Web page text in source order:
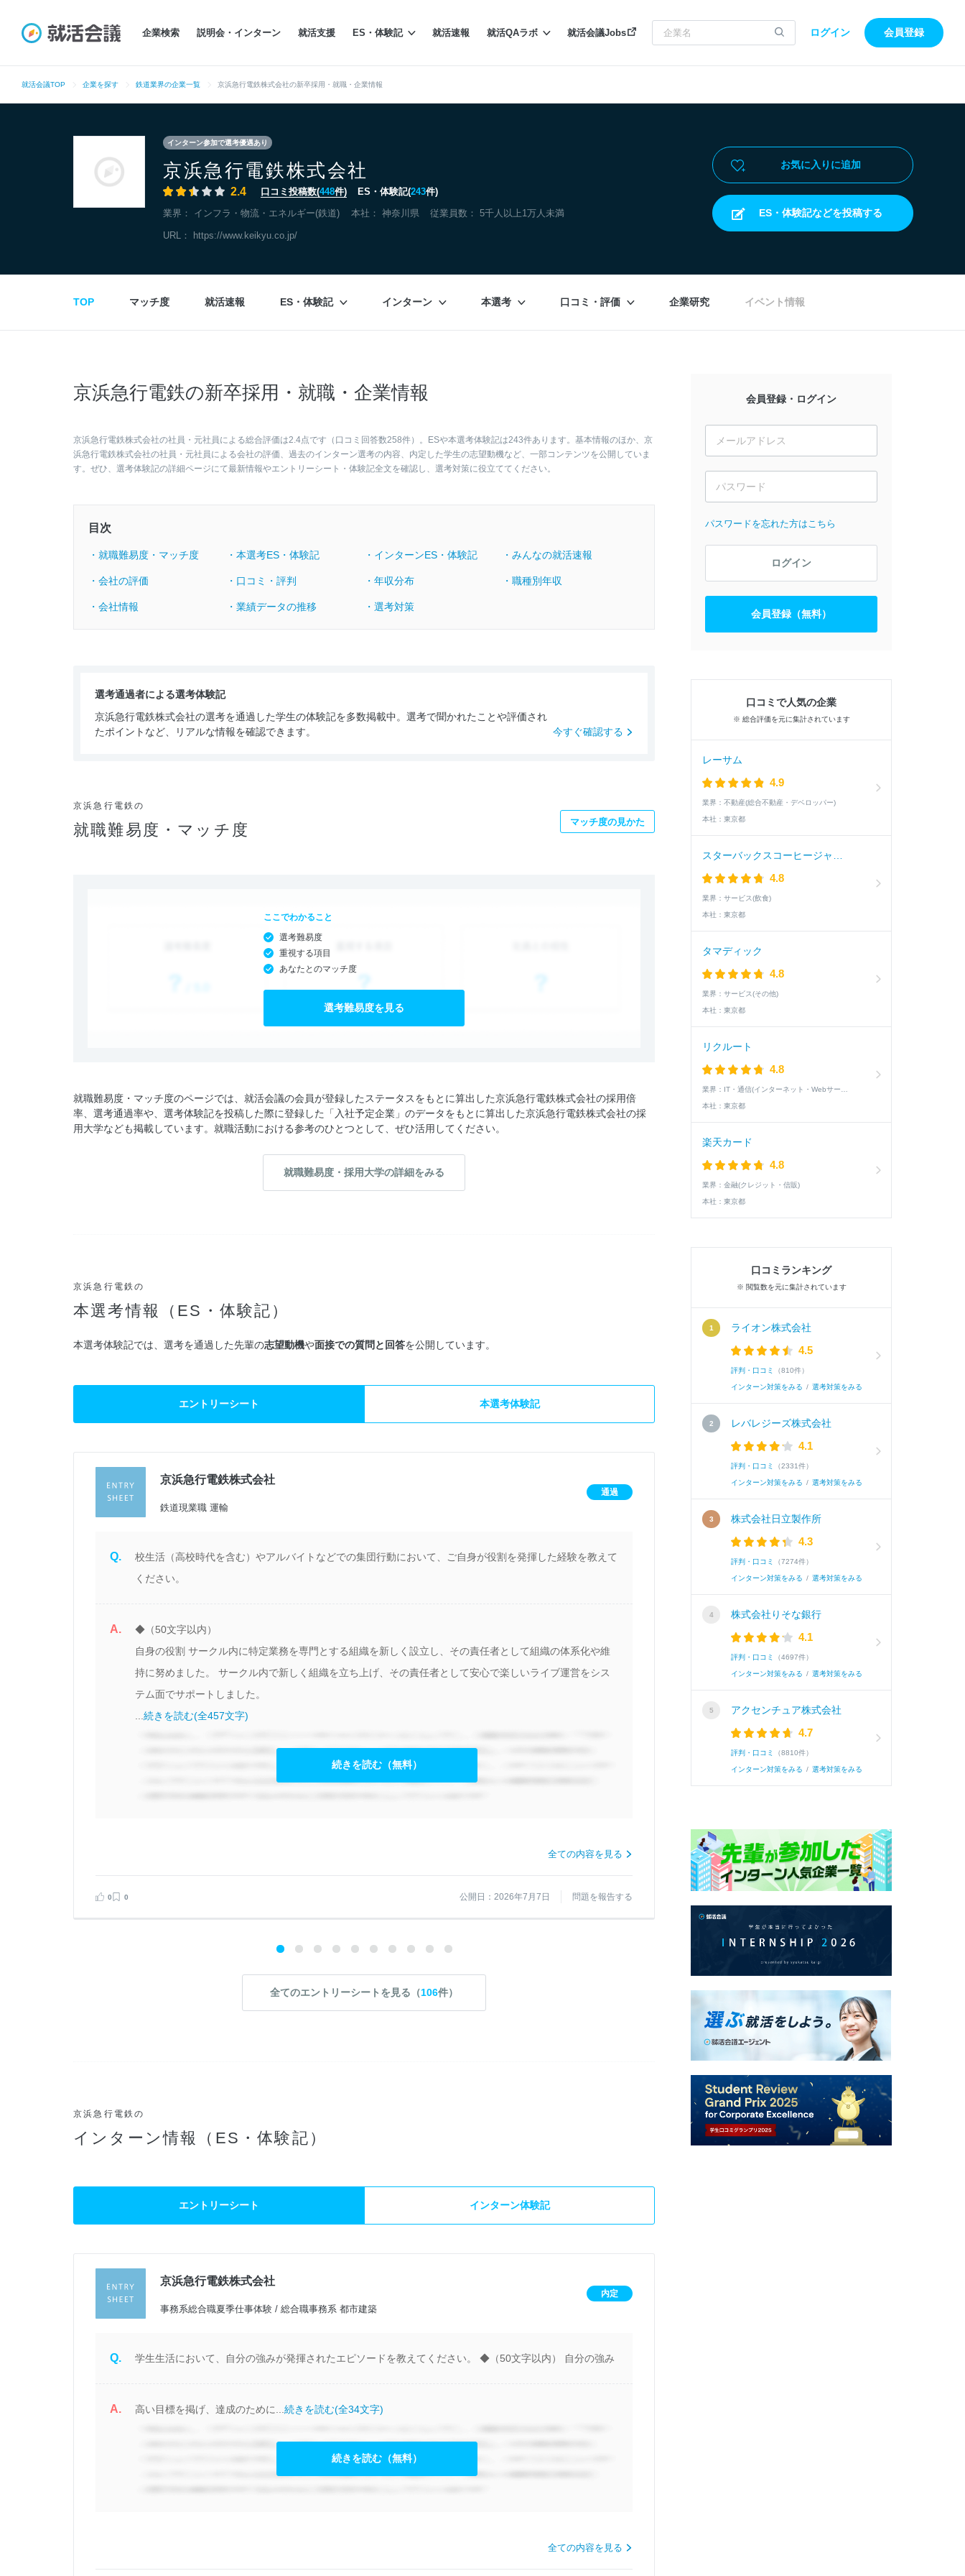
企業検索 説明会・インターン 就活支援 ES・体験記 就活速報 就活QAラボ 就活会議Jobs ログイン 会員登録
就活会議TOP 企業を探す 鉄道業界の企業一覧 京浜急行電鉄株式会社の新卒採用・就職・企業情報
インターン参加で選考優遇あり
京浜急行電鉄株式会社
2.4 口コミ投稿数(448件) ES・体験記(243件)
業界： インフラ・物流・エネルギー(鉄道) 本社： 神奈川県 従業員数： 5千人以上1万人未満
URL： https://www.keikyu.co.jp/
お気に入りに追加
ES・体験記などを投稿する
TOP マッチ度 就活速報 ES・体験記 インターン 本選考 口コミ・評価 企業研究 イベント情報
京浜急行電鉄の新卒採用・就職・企業情報
京浜急行電鉄株式会社の社員・元社員による総合評価は2.4点です（口コミ回答数258件）。ESや本選考体験記は243件あります。基本情報のほか、京
浜急行電鉄株式会社の社員・元社員による会社の評価、過去のインターン選考の内容、内定した学生の志望動機など、一部コンテンツを公開していま
す。ぜひ、選考体験記の詳細ページにて最新情報やエントリーシート・体験記全文を確認し、選考対策に役立ててください。
目次
・就職難易度・マッチ度 ・本選考ES・体験記 ・インターンES・体験記 ・みんなの就活速報
・会社の評価 ・口コミ・評判 ・年収分布 ・職種別年収
・会社情報 ・業績データの推移 ・選考対策
選考通過者による選考体験記
京浜急行電鉄株式会社の選考を通過した学生の体験記を多数掲載中。選考で聞かれたことや評価され
たポイントなど、リアルな情報を確認できます。
今すぐ確認する
京浜急行電鉄の
就職難易度・マッチ度 マッチ度の見かた
ここでわかること
選考難易度
重視する項目
あなたとのマッチ度
選考難易度を見る
就職難易度・マッチ度のページでは、就活会議の会員が登録したステータスをもとに算出した京浜急行電鉄株式会社の採用倍
率、選考通過率や、選考体験記を投稿した際に登録した「入社予定企業」のデータをもとに算出した京浜急行電鉄株式会社の採
用大学なども掲載しています。就職活動における参考のひとつとして、ぜひ活用してください。
就職難易度・採用大学の詳細をみる
京浜急行電鉄の
本選考情報（ES・体験記）
本選考体験記では、選考を通過した先輩の志望動機や面接での質問と回答を公開しています。
エントリーシート 本選考体験記
京浜急行電鉄株式会社
鉄道現業職 運輸
通過
Q.
校生活（高校時代を含む）やアルバイトなどでの集団行動において、ご自身が役割を発揮した経験を教えて
ください。
A.
◆（50文字以内）
自身の役割 サークル内に特定業務を専門とする組織を新しく設立し、その責任者として組織の体系化や維
持に努めました。
サークル内で新しく組織を立ち上げ、その責任者として安心で楽しいライブ運営をシス
テム面でサポートしました。
続きを読む(全457文字)
続きを読む（無料）
全ての内容を見る
0 0 公開日：2026年7月7日 問題を報告する
京浜急行電鉄株式会社
Q. 趣味・特技・資格・表彰等があればご記入くだ
【趣味】音楽鑑賞（全国各地のフェスに参加し
全てのエントリーシートを見る（106件）
京浜急行電鉄の
インターン情報（ES・体験記）
エントリーシート インターン体験記
京浜急行電鉄株式会社
事務系総合職夏季仕事体験 / 総合職事務系 都市建築
内定
Q. 学生生活において、自分の強みが発揮されたエピソードを教えてください。 ◆（50文字以内） 自分の強み
A. 高い目標を掲げ、達成のために... 続きを読む(全34文字)
続きを読む（無料）
全ての内容を見る
会員登録・ログイン
パスワードを忘れた方はこちら
ログイン
会員登録（無料）
口コミで人気の企業
※ 総合評価を元に集計されています
レーサム
4.9
業界： 不動産(総合不動産・デベロッパー)
本社： 東京都
4.8
業界： サービス(飲食)
本社： 東京都
タマディック
4.8
業界： サービス(その他)
本社： 東京都
リクルート
4.8
業界：
本社： 東京都
楽天カード
4.8
業界： 金融(クレジット・信販)
本社： 東京都
口コミランキング
※ 閲覧数を元に集計されています
ライオン株式会社
4.5
評判・口コミ （810件）
インターン対策をみる / 選考対策をみる
レバレジーズ株式会社
4.1
評判・口コミ （2331件）
インターン対策をみる / 選考対策をみる
株式会社日立製作所
4.3
評判・口コミ （7274件）
インターン対策をみる / 選考対策をみる
株式会社りそな銀行
4.1
評判・口コミ （4697件）
インターン対策をみる / 選考対策をみる
アクセンチュア株式会社
4.7
評判・口コミ （8810件）
インターン対策をみる / 選考対策をみる